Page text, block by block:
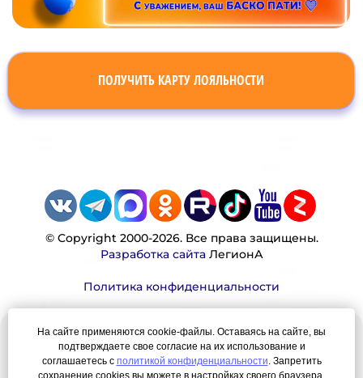
ПОЛУЧИТЬ КАРТУ ЛОЯЛЬНОСТИ
© Copyright 2000-2026. Все права защищены.
Разработка сайтаЛегионА
Политика конфиденциальности
Наша миссия:
На сайте применяются cookie-файлы. Оставаясь на сайте, вы
подтверждаете свое согласие на их использование и
соглашаетесь с политикой конфиденциальности. Запретить
сохранение cookies вы можете в настройках своего браузера.